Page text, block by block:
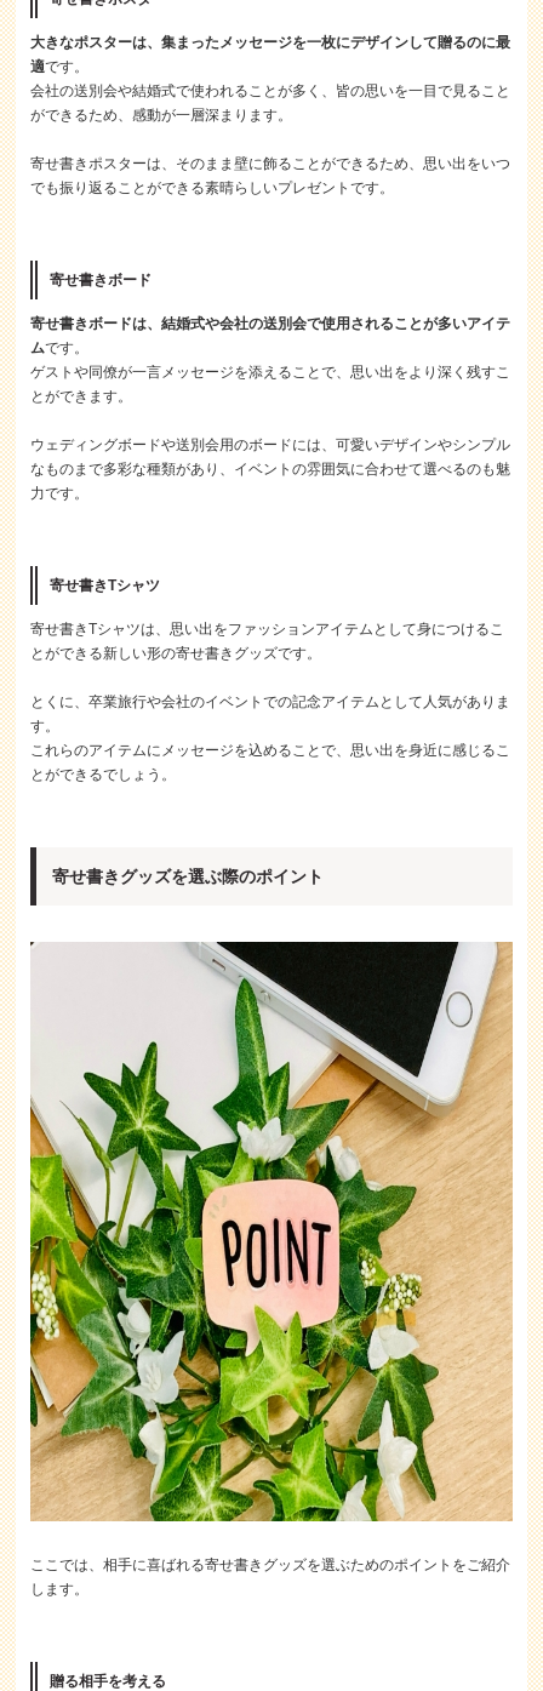
大きなポスターは、集まったメッセージを一枚にデザインして贈るのに最
適です。
会社の送別会や結婚式で使われることが多く、皆の思いを一目で見ること
ができるため、感動が一層深まります。
寄せ書きポスターは、そのまま壁に飾ることができるため、思い出をいつ
でも振り返ることができる素晴らしいプレゼントです。
寄せ書きボード
寄せ書きボードは、結婚式や会社の送別会で使用されることが多いアイテ
ムです。
ゲストや同僚が一言メッセージを添えることで、思い出をより深く残すこ
とができます。
ウェディングボードや送別会用のボードには、可愛いデザインやシンプル
なものまで多彩な種類があり、イベントの雰囲気に合わせて選べるのも魅
力です。
寄せ書きTシャツ
寄せ書きTシャツは、思い出をファッションアイテムとして身につけるこ
とができる新しい形の寄せ書きグッズです。
とくに、卒業旅行や会社のイベントでの記念アイテムとして人気がありま
す。
これらのアイテムにメッセージを込めることで、思い出を身近に感じるこ
とができるでしょう。
寄せ書きグッズを選ぶ際のポイント
ここでは、相手に喜ばれる寄せ書きグッズを選ぶためのポイントをご紹介
します。
贈る相手を考える